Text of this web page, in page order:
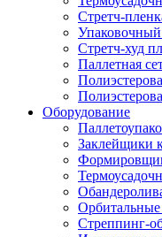
Стретч-
Упаковочный
Стретч-худ
Паллетная
Оборудование
Заклейщики
Стреппинг-